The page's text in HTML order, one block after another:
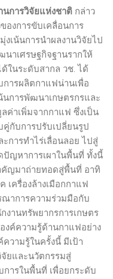
นการวิจัยแห่งชาติ กล่าว
องการขับเคลื่อนการ
เน้นการนำผลงานวิจัยไป
าเศรษฐกิจฐานรากให้
ในระดับสากล วช. ได้
การผลิตกาแฟน่านเพื่อ
นการพัฒนาเกษตรกรและ
ค่าเพิ่มจากกาแฟ ซึ่งเป็น
กับการปรับเปลี่ยนรูป
การทำไร่เลื่อนลอย ไปสู่
ปัญหาการเผาในพื้นที่ ทั้งนี้
คัญมาถ่ายทอดสู่พื้นที่ อาทิ
เครื่องล้างเมือกกาแฟ
ณาการความร่วมมือกับ
านทรัพยากรการเกษตร
ค์ความรู้ด้านกาแฟอย่าง
วามรู้ในครั้งนี้ มีเป้า
ยและนวัตกรรมสู่
ารในพื้นที่ เพื่อยกระดับ